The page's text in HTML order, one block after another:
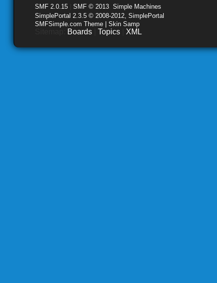
SMF 2.0.15 SMF © 2013 Simple Machines
SimplePortal 2.3.5 © 2008-2012, SimplePortal
SMFSimple.com Theme | Skin Samp
Boards Topics XML